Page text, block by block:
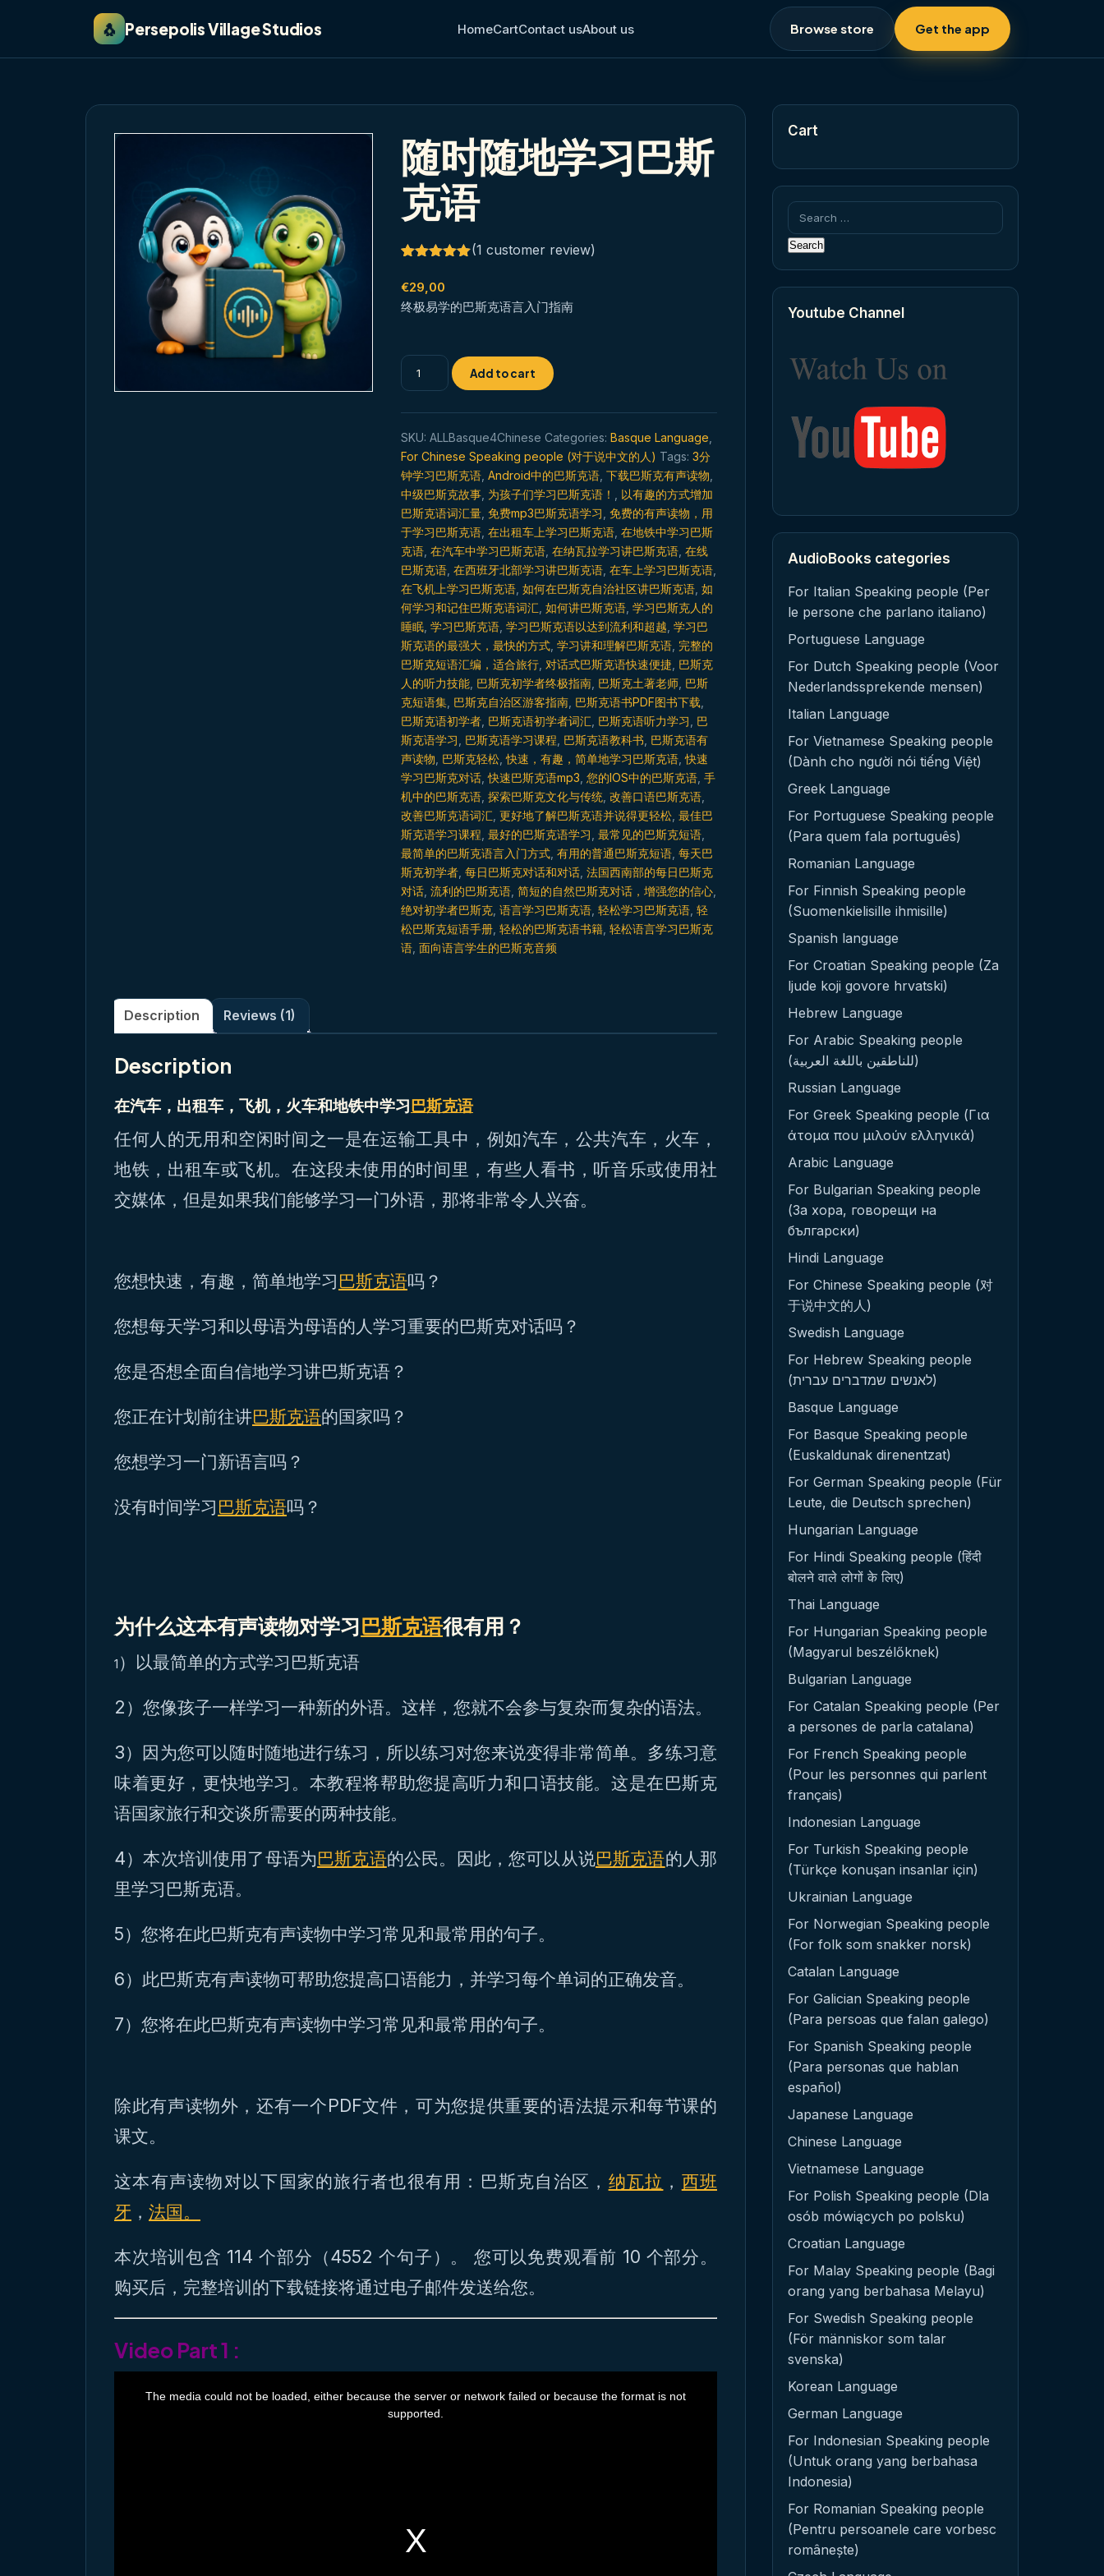
🐧 Persepolis Village Studios HomeCartContact usAbout us Browse store Get the app
随时随地学习巴斯
克语
out of 5
based on
customer
(1 customer review)
€29,00
终极易学的巴斯克语言入门指南
随
时
学
习
巴
斯
克
语
quantity
Add to cart
SKU: ALLBasque4Chinese Categories: Basque Language
For Chinese Speaking people (对于说中文的人) Tags: 3分
钟学习巴斯克语 Android中的巴斯克语 下载巴斯克有声读物
中级巴斯克故事 为孩子们学习巴斯克语！
以有趣的方式增加
巴斯克语词汇量 免费mp3巴斯克语学习 免费的有声读物，用
于学习巴斯克语 在出租车上学习巴斯克语 在地铁中学习巴斯
克语 在汽车中学习巴斯克语 在纳瓦拉学习讲巴斯克语 在线
巴斯克语 在西班牙北部学习讲巴斯克语 在车上学习巴斯克语
在飞机上学习巴斯克语 如何在巴斯克自治社区讲巴斯克语 如
何学习和记住巴斯克语词汇 如何讲巴斯克语 学习巴斯克人的
睡眠 学习巴斯克语 学习巴斯克语以达到流利和超越 学习巴
斯克语的最强大，最快的方式 学习讲和理解巴斯克语 完整的
巴斯克短语汇编，适合旅行 对话式巴斯克语快速便捷 巴斯克
人的听力技能 巴斯克初学者终极指南 巴斯克土著老师 巴斯
克短语集 巴斯克自治区游客指南 巴斯克语书PDF图书下载
巴斯克语初学者 巴斯克语初学者词汇 巴斯克语听力学习
巴
斯克语学习
巴斯克语学习课程 巴斯克语教科书 巴斯克语有
声读物 巴斯克轻松 ,快速，有趣，简单地学习巴斯克语 ,快速
学习巴斯克对话 ,快速巴斯克语mp3 您的IOS中的巴斯克语 手
机中的巴斯克语 探索巴斯克文化与传统 改善口语巴斯克语
改善巴斯克语词汇 更好地了解巴斯克语并说得更轻松 最佳巴
斯克语学习课程 最好的巴斯克语学习 最常见的巴斯克短语
最简单的巴斯克语言入门方式 有用的普通巴斯克短语 每天巴
斯克初学者 每日巴斯克对话和对话 法国西南部的每日巴斯克
对话 流利的巴斯克语 简短的自然巴斯克对话，增强您的信心
绝对初学者巴斯克 语言学习巴斯克语 轻松学习巴斯克语 轻
松巴斯克短语手册 轻松的巴斯克语书籍 轻松语言学习巴斯克
语 面向语言学生的巴斯克音频
Description Reviews (1)
Description
在汽车，出租车，飞机，火车和地铁中学习巴斯克语
任何人的无用和空闲时间之一是在运输工具中，例如汽车，公共汽车，火车，
地铁，出租车或飞机。在这段未使用的时间里，有些人看书，听音乐或使用社
交媒体，但是如果我们能够学习一门外语，那将非常令人兴奋。
您想快速，有趣，简单地学习巴斯克语吗？
您想每天学习和以母语为母语的人学习重要的巴斯克对话吗？
您是否想全面自信地学习讲巴斯克语？
您正在计划前往讲巴斯克语的国家吗？
您想学习一门新语言吗？
没有时间学习巴斯克语吗？
为什么这本有声读物对学习巴斯克语很有用？
1 ）以最简单的方式学习巴斯克语
2）您像孩子一样学习一种新的外语。这样，您就不会参与复杂而复杂的语法。
3）因为您可以随时随地进行练习，所以练习对您来说变得非常简单。多练习意
味着更好，更快地学习。本教程将帮助您提高听力和口语技能。这是在巴斯克
语国家旅行和交谈所需要的两种技能。
4）本次培训使用了母语为巴斯克语的公民。因此，您可以从说巴斯克语的人那
里学习巴斯克语。
5）您将在此巴斯克有声读物中学习常见和最常用的句子。
6）此巴斯克有声读物可帮助您提高口语能力，并学习每个单词的正确发音。
7）您将在此巴斯克有声读物中学习常见和最常用的句子。
除此有声读物外，还有一个PDF文件，可为您提供重要的语法提示和每节课的
课文。
这本有声读物对以下国家的旅行者也很有用：巴斯克自治区， 纳瓦拉 ， 西班
牙 ， 法国。
本次培训包含 114 个部分（4552 个句子）。 您可以免费观看前 10 个部分。
购买后，完整培训的下载链接将通过电子邮件发送给您。
Video Part 1 :
The media could not be loaded, either because the server or network failed or because the format is not
supported.
Cart
Search
for:
Youtube Channel
AudioBooks categories
For Italian Speaking people (Per
le persone che parlano italiano)
Portuguese Language
For Dutch Speaking people (Voor
Nederlandssprekende mensen)
Italian Language
For Vietnamese Speaking people
(Dành cho người nói tiếng Việt)
Greek Language
For Portuguese Speaking people
(Para quem fala português)
Romanian Language
For Finnish Speaking people
(Suomenkielisille ihmisille)
Spanish language
For Croatian Speaking people (Za
ljude koji govore hrvatski)
Hebrew Language
For Arabic Speaking people
(للناطقين باللغة العربية)
Russian Language
For Greek Speaking people (Για
άτομα που μιλούν ελληνικά)
Arabic Language
For Bulgarian Speaking people
(За хора, говорещи на
български)
Hindi Language
For Chinese Speaking people (对
于说中文的人)
Swedish Language
For Hebrew Speaking people
(לאנשים שמדברים עברית)
Basque Language
For Basque Speaking people
(Euskaldunak direnentzat)
For German Speaking people (Für
Leute, die Deutsch sprechen)
Hungarian Language
For Hindi Speaking people (हिंदी
बोलने वाले लोगों के लिए)
Thai Language
For Hungarian Speaking people
(Magyarul beszélőknek)
Bulgarian Language
For Catalan Speaking people (Per
a persones de parla catalana)
For French Speaking people
(Pour les personnes qui parlent
français)
Indonesian Language
For Turkish Speaking people
(Türkçe konuşan insanlar için)
Ukrainian Language
For Norwegian Speaking people
(For folk som snakker norsk)
Catalan Language
For Galician Speaking people
(Para persoas que falan galego)
For Spanish Speaking people
(Para personas que hablan
español)
Japanese Language
Chinese Language
Vietnamese Language
For Polish Speaking people (Dla
osób mówiących po polsku)
Croatian Language
For Malay Speaking people (Bagi
orang yang berbahasa Melayu)
For Swedish Speaking people
(För människor som talar
svenska)
Korean Language
German Language
For Indonesian Speaking people
(Untuk orang yang berbahasa
Indonesia)
For Romanian Speaking people
(Pentru persoanele care vorbesc
românește)